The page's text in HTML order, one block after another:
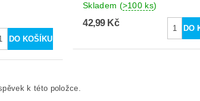
Skladem (>100 ks)
42,99 Kč
k této položce.